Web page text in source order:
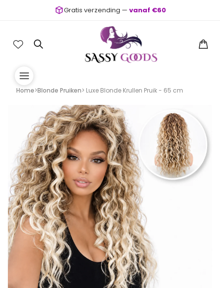
Gratis verzending — vanaf €60
Home>Blonde Pruiken> Luxe Blonde Krullen Pruik - 65 cm